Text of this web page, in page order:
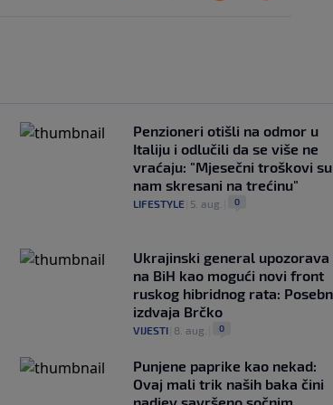
Penzioneri otišli na odmor u
Italiju i odlučili da se više ne
vraćaju: "Mjesečni troškovi su
nam skresani na trećinu"
LIFESTYLE| 5. aug. 0
Ukrajinski general upozorava
na BiH kao mogući novi front
ruskog hibridnog rata:
izdvaja Brčko
VIJESTI| 8. aug. 0
Punjene paprike kao nekad:
Ovaj mali trik naših baka čini